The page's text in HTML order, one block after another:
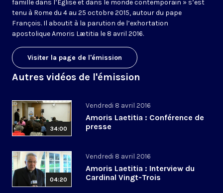
famille dans l’Église et dans le monde contemporain » s’est
tenu à Rome du 4 au 25 octobre 2015, autour du pape
François. Il aboutit à la parution de l’exhortation
apostolique Amoris Lætitia le 8 avril 2016.
Visiter la page de l'émission
Autres vidéos de l'émission
34:00
Vendredi 8 avril 2016
Amoris Laetitia : Conférence de
presse
04:20
Vendredi 8 avril 2016
Amoris Laetitia : Interview du
Cardinal Vingt-Trois